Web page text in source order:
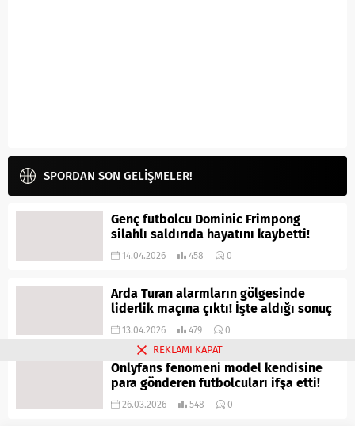
SPORDAN SON GELİŞMELER!
Genç futbolcu Dominic Frimpong
silahlı saldırıda hayatını kaybetti!
14.04.2026 458 0
Arda Turan alarmların gölgesinde
liderlik maçına çıktı! İşte aldığı sonuç
13.04.2026 479 0
Onlyfans fenomeni model kendisine
para gönderen futbolcuları ifşa etti!
26.03.2026 548 0
REKLAMI KAPAT